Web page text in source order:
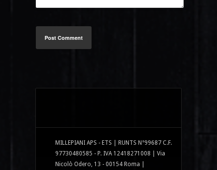
Post Comment
MILLEPIANI APS - ETS | RUNTS N°99687 C.F.
97730480585 - P. IVA 12418271008 | Via
Nicolò Odero, 13 - 00154 Roma |